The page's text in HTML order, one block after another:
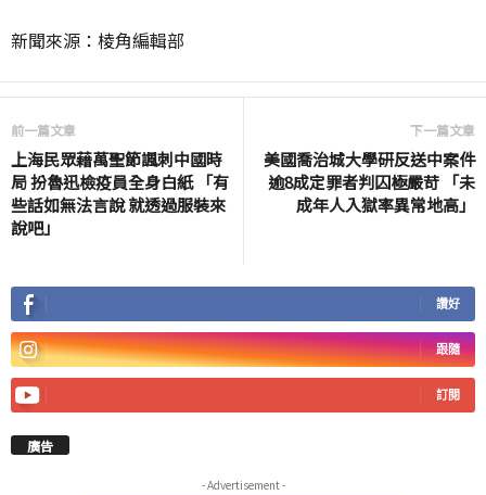
新聞來源：棱角編輯部
前一篇文章
上海民眾藉萬聖節諷刺中國時
局 扮魯迅檢疫員全身白紙 「有
些話如無法言說 就透過服裝來
說吧」
下一篇文章
美國喬治城大學研反送中案件
逾8成定罪者判囚極嚴苛 「未
成年人入獄率異常地高」
讚好
跟隨
訂閱
廣告
- Advertisement -